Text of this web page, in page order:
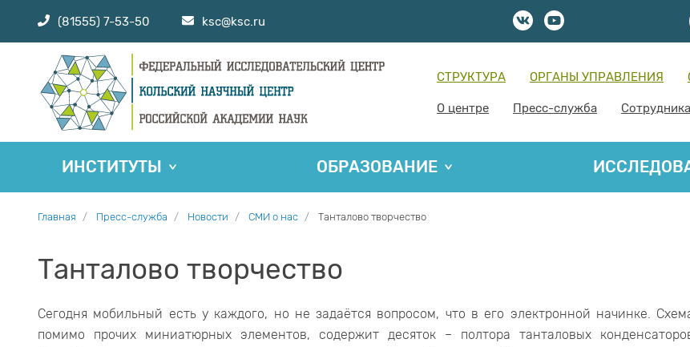
(81555) 7-53-50 ksc@ksc.ru
СТРУКТУРА ОРГАНЫ УПРАВЛЕНИЯ
О центре Пресс-служба
ИНСТИТУТЫ ОБРАЗОВАНИЕ
Главная Пресс-служба Новости СМИ о нас Танталово творчество
Танталово творчество
Сегодня мобильный есть у каждого, но не задаётся вопросом, что в его электронной начинке.
помимо прочих миниатюрных элементов, содержит десяток – полтора танталовых